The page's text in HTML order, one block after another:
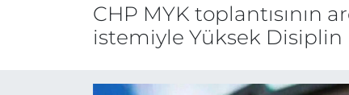
CHP MYK toplantısının
istemiyle Yüksek Disiplin
EKONOMİ
Son Dakika Haberleri